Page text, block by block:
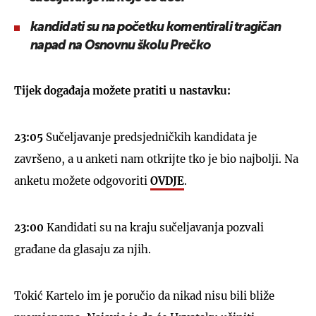
kandidati su na početku komentirali tragičan
napad na Osnovnu školu Prečko
Tijek događaja možete pratiti u nastavku:
23:05 Sučeljavanje predsjedničkih kandidata je
završeno, a u anketi nam otkrijte tko je bio najbolji. Na
anketu možete odgovoriti OVDJE.
23:00 Kandidati su na kraju sučeljavanja pozvali
građane da glasaju za njih.
Tokić Kartelo im je poručio da nikad nisu bili bliže